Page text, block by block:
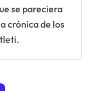
se pareciera
crónica de los